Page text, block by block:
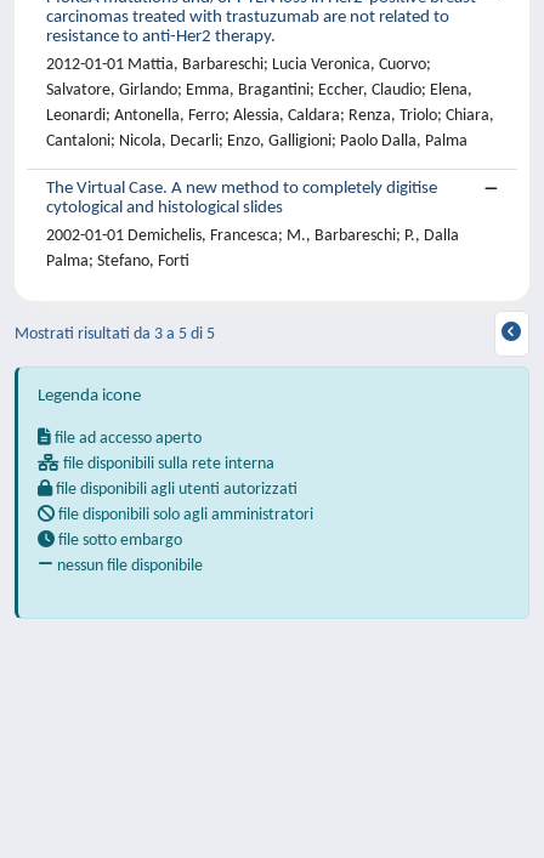
carcinomas treated with trastuzumab are not related to
resistance to anti-Her2 therapy.
2012-01-01 Mattia, Barbareschi; Lucia Veronica, Cuorvo;
Salvatore, Girlando; Emma, Bragantini; Eccher, Claudio; Elena,
Leonardi; Antonella, Ferro; Alessia, Caldara; Renza, Triolo; Chiara,
Cantaloni; Nicola, Decarli; Enzo, Galligioni; Paolo Dalla, Palma
The Virtual Case. A new method to completely digitise
cytological and histological slides
2002-01-01 Demichelis, Francesca; M., Barbareschi; P., Dalla
Palma; Stefano, Forti
Mostrati risultati da 3 a 5 di 5
Legenda icone
file ad accesso aperto
file disponibili sulla rete interna
file disponibili agli utenti autorizzati
file disponibili solo agli amministratori
file sotto embargo
nessun file disponibile